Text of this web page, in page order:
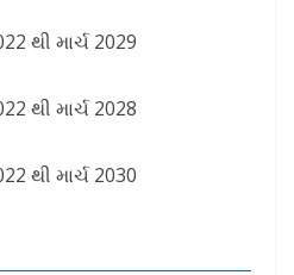
થી માર્ચ 2029
થી માર્ચ 2028
થી માર્ચ 2030